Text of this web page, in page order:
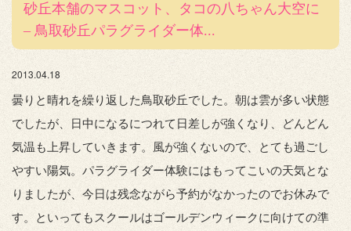
砂丘本舗のマスコット、タコの八ちゃん大空に
– 鳥取砂丘パラグライダー体...
2013.04.18
曇りと晴れを繰り返した鳥取砂丘でした。朝は雲が多い状態
でしたが、日中になるにつれて日差しが強くなり、どんどん
気温も上昇していきます。風が強くないので、とても過ごし
やすい陽気。パラグライダー体験にはもってこいの天気とな
りましたが、今日は残念ながら予約がなかったのでお休みで
す。といってもスクールはゴールデンウィークに向けての準